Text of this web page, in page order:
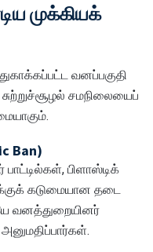
முக்கியக்
வனப்பகுதி
சமநிலையைப்
Ban)
பிளாஸ்டிக்
கடுமையான தடை
வனத்துறையினர்